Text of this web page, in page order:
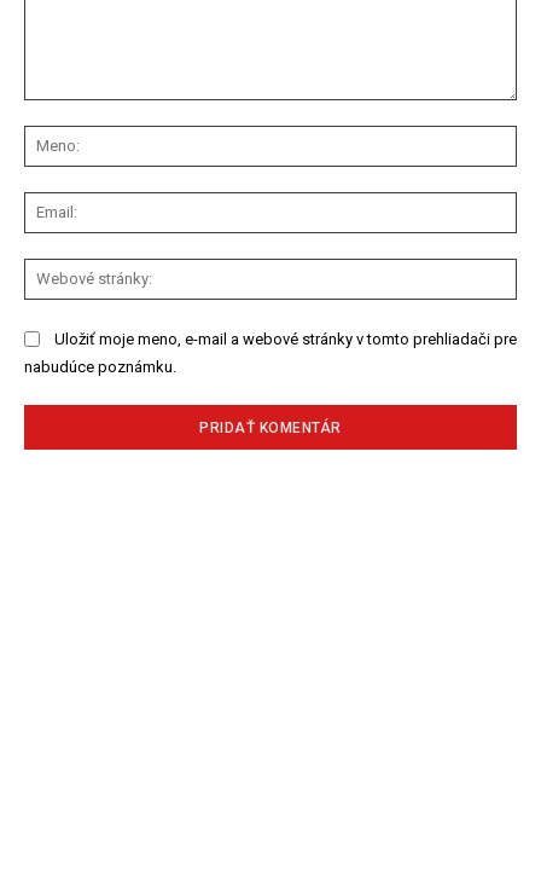
Uložiť moje meno, e-mail a webové stránky v tomto prehliadači pre
nabudúce poznámku.